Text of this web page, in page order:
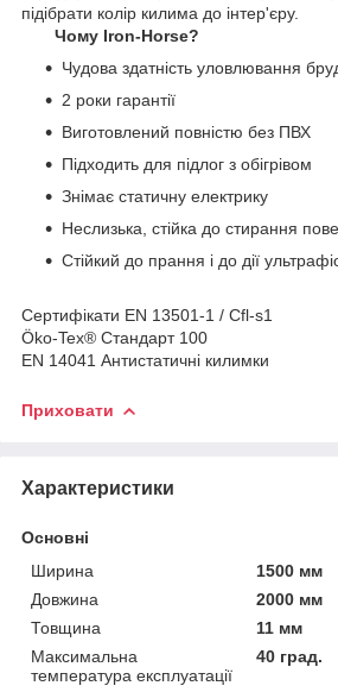
підібрати колір килима до інтер'єру.
Чому Iron-Horse?
Чудова здатність уловлювання
2 роки гарантії
Виготовлений повністю без ПВХ
Підходить для підлог з обігрівом
Знімає статичну електрику
Неслизька, стійка до стирання
Стійкий до прання і до дії
Сертифікати EN 13501-1 / Cfl-s1
Öko-Tex® Стандарт 100
EN 14041 Антистатичні килимки
Приховати
Характеристики
Основні
Ширина
1500 мм
Довжина
2000 мм
Товщина
11 мм
Максимальна
температура експлуатації
40 град.